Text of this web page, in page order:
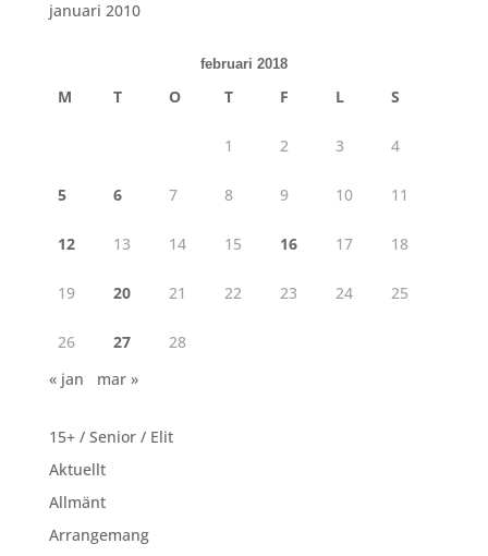
januari 2010
februari 2018
M T O T F L S
1 2 3 4
5 6 7 8 9 10 11
12 13 14 15 16 17 18
19 20 21 22 23 24 25
26 27
28
« jan
mar »
15+ / Senior / Elit
Aktuellt
Allmänt
Arrangemang